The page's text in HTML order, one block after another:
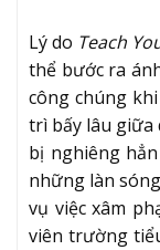
Lý do Teach
thể bước ra
công chúng
trì bấy lâu giữa
bị nghiêng
những làn
vụ việc xâm
viên trường